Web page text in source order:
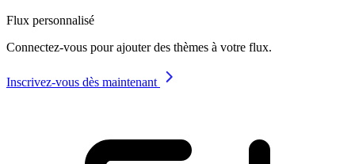
Flux personnalisé
Connectez-vous pour ajouter des thèmes à votre flux.
Inscrivez-vous dès maintenant